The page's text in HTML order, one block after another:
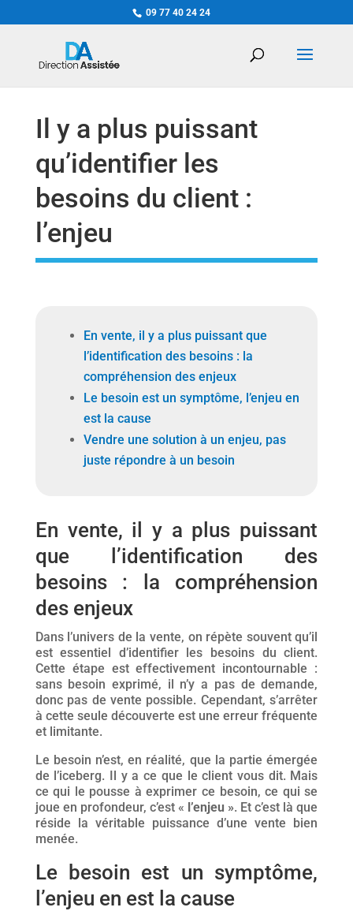
09 77 40 24 24
Il y a plus puissant
qu’identifier les
besoins du client :
l’enjeu
En vente, il y a plus puissant que
l’identification des besoins : la
compréhension des enjeux
Le besoin est un symptôme, l’enjeu en
est la cause
Vendre une solution à un enjeu, pas
juste répondre à un besoin
En vente, il y a plus puissant
que l’identification des
besoins : la compréhension
des enjeux
Dans l’univers de la vente, on répète souvent qu’il
est essentiel d’identifier les besoins du client.
Cette étape est effectivement incontournable :
sans besoin exprimé, il n’y a pas de demande,
donc pas de vente possible. Cependant, s’arrêter
à cette seule découverte est une erreur fréquente
et limitante.
Le besoin n’est, en réalité, que la partie émergée
de l’iceberg. Il y a ce que le client vous dit. Mais
ce qui le pousse à exprimer ce besoin, ce qui se
joue en profondeur, c’est « l’enjeu ». Et c’est là que
réside la véritable puissance d’une vente bien
menée.
Le besoin est un symptôme,
l’enjeu en est la cause